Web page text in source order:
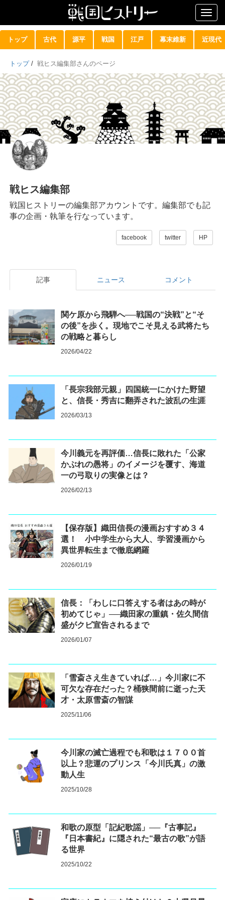
トップ 古代 源平 戦国 江戸 幕末維新 近現代
トップ / 戦ヒス編集部さんのページ
戦ヒス編集部
戦国ヒストリーの編集部アカウントです。編集部でも記
事の企画・執筆を行なっています。
facebook twitter HP
記事 ニュース コメント
関ケ原から飛騨へ──戦国の“決戦”と“そ
の後”を歩く。現地でこそ見える武将たち
の戦略と暮らし
2026/04/22
「長宗我部元親」四国統一にかけた野望
と、信長・秀吉に翻弄された波乱の生涯
2026/03/13
今川義元を再評価…信長に敗れた「公家
かぶれの愚将」のイメージを覆す、海道
一の弓取りの実像とは？
2026/02/13
【保存版】織田信長の漫画おすすめ３４
選！ 小中学生から大人、学習漫画から
異世界転生まで徹底網羅
2026/01/19
信長：「わしに口答えする者はあの時が
初めてじゃ」──織田家の重鎮・佐久間信
盛がクビ宣告されるまで
2026/01/07
「雪斎さえ生きていれば…」今川家に不
可欠な存在だった？桶狭間前に逝った天
才・太原雪斎の智謀
2025/11/06
今川家の滅亡過程でも和歌は１７００首
以上？悲運のプリンス「今川氏真」の激
動人生
2025/10/28
和歌の原型「記紀歌謡」──『古事記』
『日本書紀』に隠された“最古の歌”が語
る世界
2025/10/22